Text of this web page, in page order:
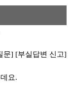
문] [부실답변 신고]
요.